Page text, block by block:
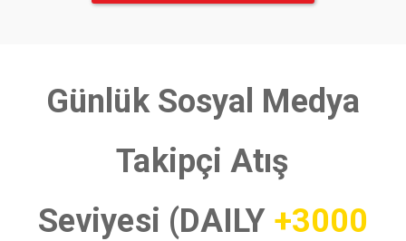
Günlük Sosyal Medya
Takipçi Atış
Seviyesi (DAILY +3000